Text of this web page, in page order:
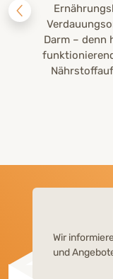
Darm – denn
Wir
und